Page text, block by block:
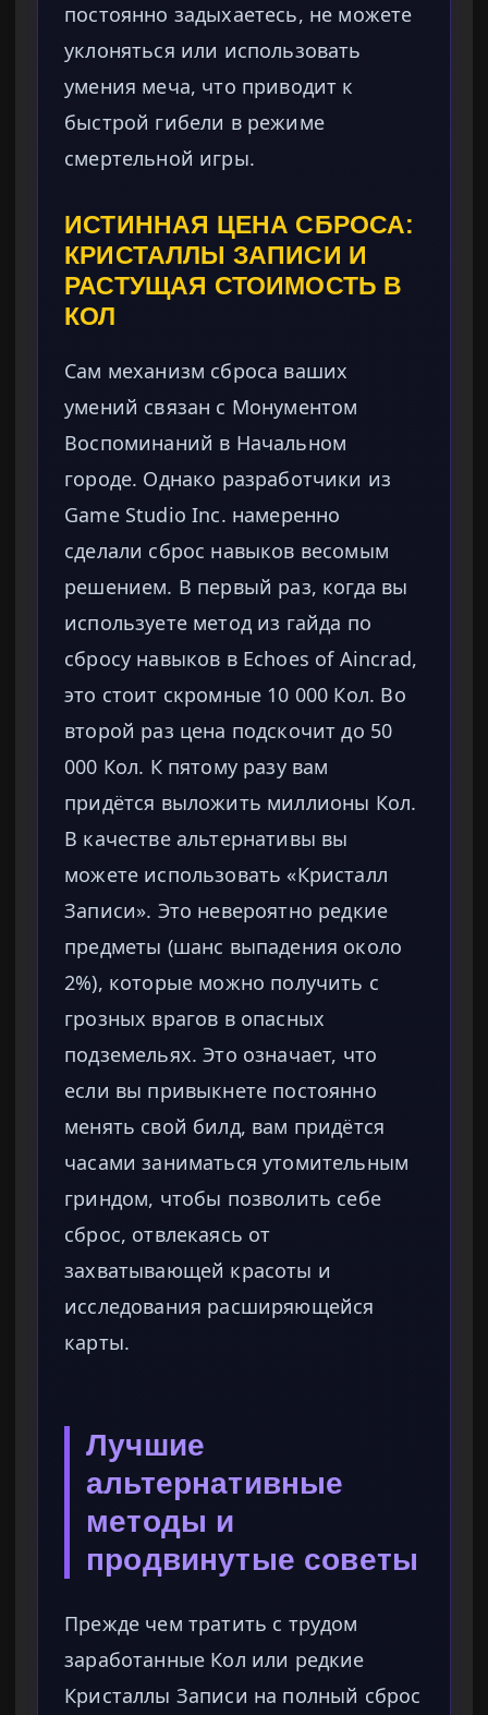
постоянно задыхаетесь, не можете
уклоняться или использовать
умения меча, что приводит к
быстрой гибели в режиме
смертельной игры.
ИСТИННАЯ ЦЕНА СБРОСА:
КРИСТАЛЛЫ ЗАПИСИ И
РАСТУЩАЯ СТОИМОСТЬ В
КОЛ
Сам механизм сброса ваших
умений связан с Монументом
Воспоминаний в Начальном
городе. Однако разработчики из
Game Studio Inc. намеренно
сделали сброс навыков весомым
решением. В первый раз, когда вы
используете метод из гайда по
сбросу навыков в Echoes of Aincrad,
это стоит скромные 10 000 Кол. Во
второй раз цена подскочит до 50
000 Кол. К пятому разу вам
придётся выложить миллионы Кол.
В качестве альтернативы вы
можете использовать «Кристалл
Записи». Это невероятно редкие
предметы (шанс выпадения около
2%), которые можно получить с
грозных врагов в опасных
подземельях. Это означает, что
если вы привыкнете постоянно
менять свой билд, вам придётся
часами заниматься утомительным
гриндом, чтобы позволить себе
сброс, отвлекаясь от
захватывающей красоты и
исследования расширяющейся
карты.
Лучшие
альтернативные
методы и
продвинутые советы
Прежде чем тратить с трудом
заработанные Кол или редкие
Кристаллы Записи на полный сброс